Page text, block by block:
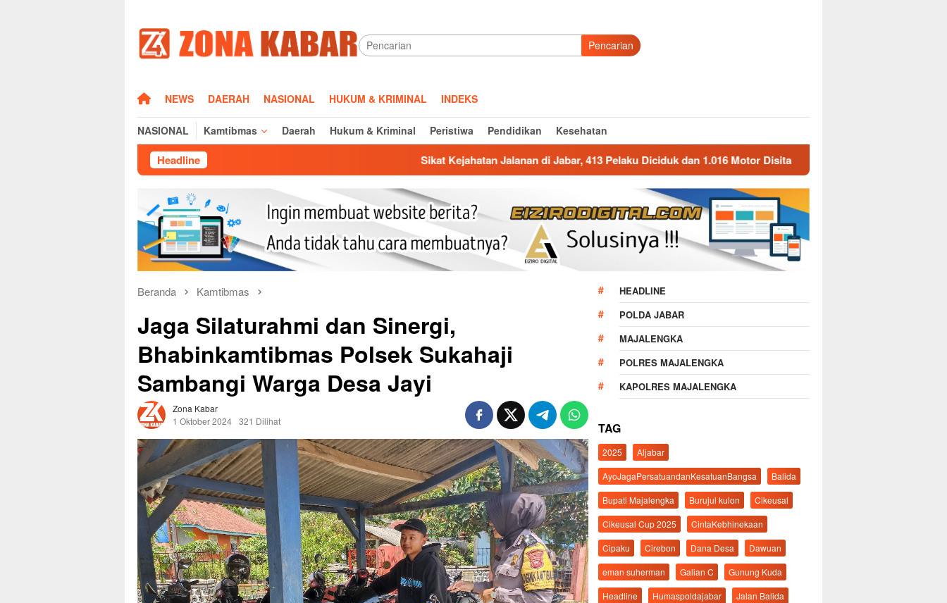
konten
Pencarian
HOMENEWS DAERAH NASIONAL HUKUM & KRIMINAL INDEKS
NASIONAL Kamtibmas Daerah Hukum & Kriminal Peristiwa Pendidikan Kesehatan
Headline Sikat Kejahatan Jalanan di Jabar, 413 Pelaku Diciduk dan 1.016 Motor Disita Polda Jabar Gulung 1.245 Tersangka
Beranda Kamtibmas
Jaga Silaturahmi dan Sinergi,
Bhabinkamtibmas Polsek Sukahaji
Sambangi Warga Desa Jayi
Zona Kabar
1 Oktober 2024 321 Dilihat
HEADLINE
POLDA JABAR
MAJALENGKA
POLRES MAJALENGKA
KAPOLRES MAJALENGKA
TAG
2025
Aljabar
AyoJagaPersatuandanKesatuanBangsa
Balida
Bupati Majalengka
Burujul kulon
Cikeusal
Cikeusal Cup 2025
CintaKebhinekaan
Cipaku
Cirebon Dana Desa
Dawuan
eman suherman
Galian C
Gunung Kuda
Headline
Humaspoldajabar
Jalan Balida